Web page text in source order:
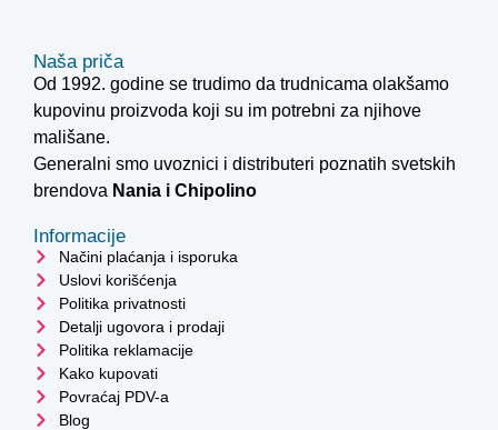
Naša priča
Od 1992. godine se trudimo da trudnicama olakšamo
kupovinu proizvoda koji su im potrebni za njihove
mališane.
Generalni smo uvoznici i distributeri poznatih svetskih
brendova Nania i Chipolino
Informacije
Načini plaćanja i isporuka
Uslovi korišćenja
Politika privatnosti
Detalji ugovora i prodaji
Politika reklamacije
Kako kupovati
Povraćaj PDV-a
Blog